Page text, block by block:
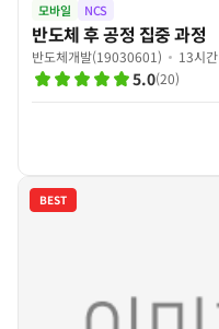
모바일 NCS
반도체 후 공정 집중 과정
반도체개발(19030601) 13시간
5.0(20)
BEST